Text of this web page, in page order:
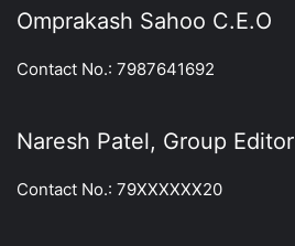
Omprakash Sahoo C.E.O
Contact No.: 7987641692
Naresh Patel, Group Editor
Contact No.: 79XXXXXX20